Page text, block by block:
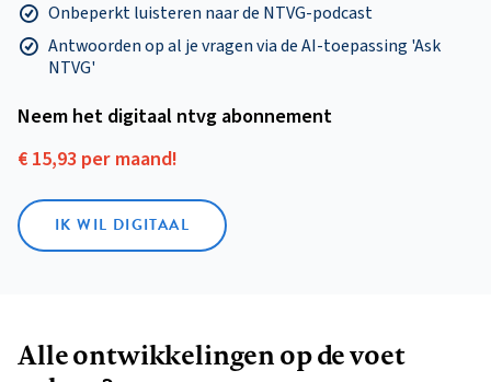
Onbeperkt luisteren naar de NTVG-podcast
Antwoorden op al je vragen via de AI-toepassing 'Ask
NTVG'
Neem het digitaal ntvg abonnement
€ 15,93 per maand!
IK WIL DIGITAAL
Alle ontwikkelingen op de voet